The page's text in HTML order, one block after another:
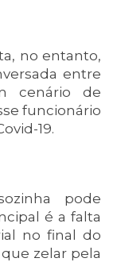
no entanto,
entre
cenário de
funcionário
19.
pode
é a falta
no final do
zelar pela